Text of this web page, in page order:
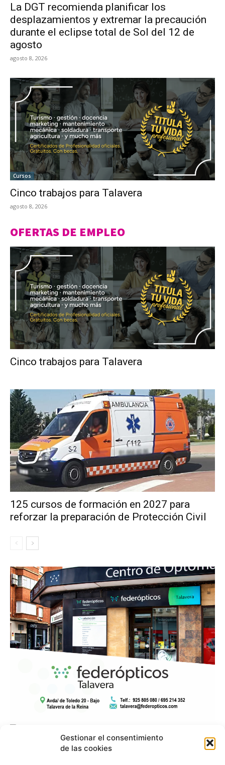
Gestionar el consentimiento
de las cookies
La DGT recomienda planificar los
desplazamientos y extremar la precaución
durante el eclipse total de Sol del 12 de
agosto
agosto 8, 2026
Cursos
Cinco trabajos para Talavera
agosto 8, 2026
OFERTAS DE EMPLEO
Cinco trabajos para Talavera
125 cursos de formación en 2027 para
reforzar la preparación de Protección Civil